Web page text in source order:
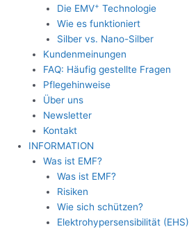
Die EMV+ Technologie
Wie es funktioniert
Silber vs. Nano-Silber
Kundenmeinungen
FAQ: Häufig gestellte Fragen
Pflegehinweise
Über uns
Newsletter
Kontakt
INFORMATION
Was ist EMF?
Was ist EMF?
Risiken
Wie sich schützen?
Elektrohypersensibilität (EHS)